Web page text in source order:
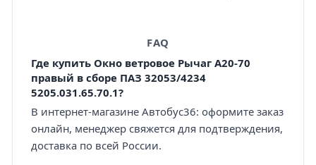
FAQ
Где купить Окно ветровое Рычаг А20-70
правый в сборе ПАЗ 32053/4234
5205.031.65.70.1?
В интернет-магазине Автобус36: оформите заказ
онлайн, менеджер свяжется для подтверждения,
доставка по всей России.